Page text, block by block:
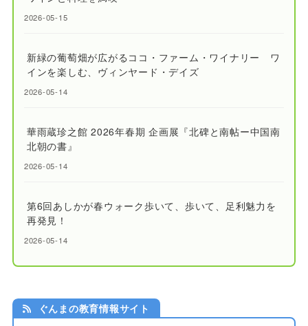
2026-05-15
新緑の葡萄畑が広がるココ・ファーム・ワイナリー ワ
インを楽しむ、ヴィンヤード・デイズ
2026-05-14
華雨蔵珍之館 2026年春期 企画展『北碑と南帖ー中国南
北朝の書』
2026-05-14
第6回あしかが春ウォーク歩いて、歩いて、足利魅力を
再発見！
2026-05-14
ぐんまの教育情報サイト